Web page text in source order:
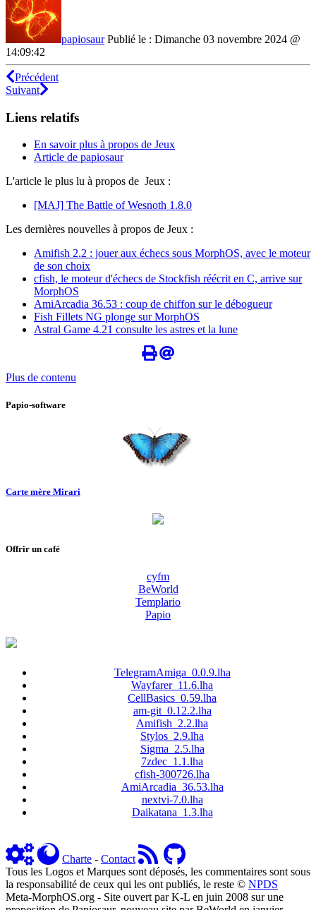
papiosaurPublié le : Dimanche 03 novembre 2024 @
14:09:42
Précédent
Suivant
Liens relatifs
En savoir plus à propos de Jeux
Article de papiosaur
L'article le plus lu à propos de Jeux :
[MAJ] The Battle of Wesnoth 1.8.0
Les dernières nouvelles à propos de Jeux :
Amifish 2.2 : jouer aux échecs sous MorphOS, avec le moteur
de son choix
cfish, le moteur d'échecs de Stockfish réécrit en C, arrive sur
MorphOS
AmiArcadia 36.53 : coup de chiffon sur le débogueur
Fish Fillets NG plonge sur MorphOS
Astral Game 4.21 consulte les astres et la lune
Plus de contenu
Papio-software
Carte mère Mirari
Offrir un café
cyfm
BeWorld
Templario
Papio
TelegramAmiga_0.0.9.lha
Wayfarer_11.6.lha
CellBasics_0.59.lha
am-git_0.12.2.lha
Amifish_2.2.lha
Stylos_2.9.lha
Sigma_2.5.lha
7zdec_1.1.lha
cfish-300726.lha
AmiArcadia_36.53.lha
nextvi-7.0.lha
Daikatana_1.3.lha
Charte - Contact
Tous les Logos et Marques sont déposés, les commentaires sont sous
la responsabilité de ceux qui les ont publiés, le reste © NPDS
Meta-MorphOS.org - Site ouvert par K-L en juin 2008 sur une